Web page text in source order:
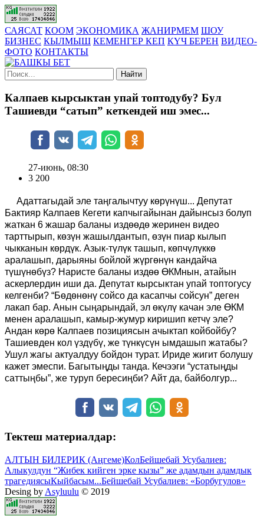
САЯСАТ КООМ ЭКОНОМИКА ЖАНИРМЕМ ШОУ
БИЗНЕС КЫЛМЫШ КЕМЕНГЕР КЕП КҮЧ БЕРЕН ВИДЕО-
ФОТО КОНТАКТЫ
Найти
Калпаев кырсыктан упай топтодубу? Бул
Ташиевди “сатып” кеткендей иш эмес...
27-июнь, 08:30
3 200
Адаттагыдай эле таңгалычтуу көрүнүш... Депутат
Бактияр Калпаев Кегети капчыгайынан дайынсыз болуп
жаткан 6 жашар баланы издөөдө жеринен видео
тарттырып, көзүн жашылдантып, өзүн пиар кылып
чыкканын көрдүк. Азык-түлүк ташып, көпчүлүккө
аралашып, дарыяны бойлой жүргөнүн кандайча
түшүнөбүз? Наристе баланы издөө ӨКМнын, атайын
аскерлердин иши да. Депутат кырсыктан упай топтогусу
келгенби? “Бөдөнөнү сойсо да касапчы сойсун” деген
лакап бар. Анын сыңарындай, эл өкүлү качан эле ӨКМ
менен аралашып, камыр-жумур киришип кетчү эле?
Андан көрө Калпаев позициясын ачыктап койбойбу?
Ташиевден кол үздүбү, же түнкүсүн ымдашып жатабы?
Ушул жагы актуалдуу бойдон турат. Ириде жигит болушу
кажет эмеспи. Багытыңды танда. Кечээги “устатыңды
саттыңбы”, же туруп бересиңби? Айт да, байболгур...
Тектеш материалдар:
АЛТЫН БИЛЕРИК (Аңгеме)КолБейшебай Усубалиев:
Алыкулдун “Жибек кийген эрке кызы” же адамдын адамдык
трагедиясыКыйбасым...Бейшебай Усубалиев: «Борбугулов»
Desing by Asyluulu © 2019